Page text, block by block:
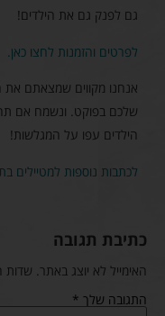
גם לפנק גם את הילדים!
לפרטים והזמנות לחצו כאן.
אנחנו מקווים שמצאתם
שלכם בפוקט. ונשמח אם
הילדים עפו על המגלשות!
לכתבות נוספות למטיילים
כתיבת תגובה
האימייל לא יוצג באתר. שדות
התגובה שלך *